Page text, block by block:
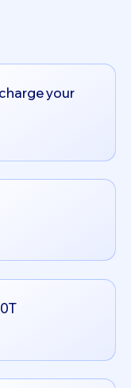
your